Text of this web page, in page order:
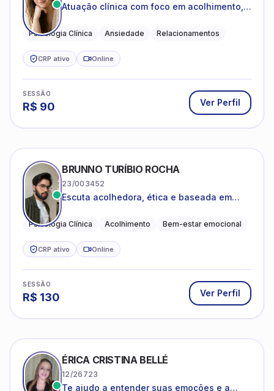
Atuação clínica com foco em acolhimento,
Psicologia Clínica Ansiedade Relacionamentos
CRP ativo Online
SESSÃO
R$ 90 Ver Perfil
BRUNNO TURÍBIO ROCHA
23/003452
Escuta acolhedora, ética e baseada em
Psicologia Clínica Acolhimento Bem-estar emocional
CRP ativo Online
SESSÃO
R$ 130 Ver Perfil
ÉRICA CRISTINA BELLÉ
12/26723
Te ajudo a entender suas emoções e a